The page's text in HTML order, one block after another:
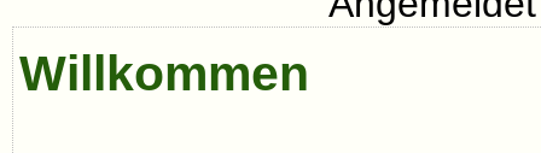
Willkommen